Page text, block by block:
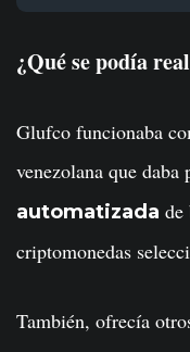
¿Qué se podía
Glufco funcionaba
venezolana que
automatizada de
criptomonedas
También, ofrecía